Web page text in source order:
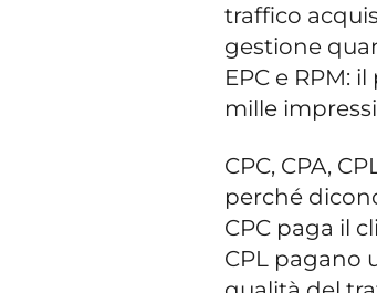
traffico
gestione
EPC e RPM:
mille
CPC, CPA,
perché
CPC paga il
CPL pagano